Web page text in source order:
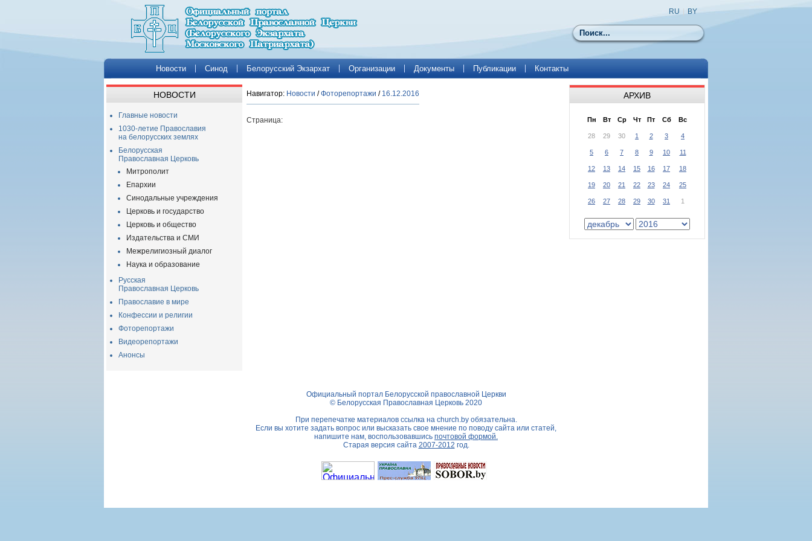
Поиск
RU BY
Новости Синод Белорусский Экзархат Организации Документы Публикации Контакты
НОВОСТИ
Главные новости
1030-летие Православия
на белорусских землях
Белорусская
Православная Церковь
Митрополит
Епархии
Синодальные учреждения
Церковь и государство
Церковь и общество
Издательства и СМИ
Межрелигиозный диалог
Наука и образование
Русская
Православная Церковь
Православие в мире
Конфессии и религии
Фоторепортажи
Видеорепортажи
Анонсы
Навигатор: Новости /Фоторепортажи / 16.12.2016
Страница:
АРХИВ
Пн Вт Ср Чт Пт Сб Вс
28 29 30 1 2 3 4
5 6 7 8 9 10 11
12 13 14 15 16 17 18
19 20 21 22 23 24 25
26 27 28 29 30 31 1
Официальный портал Белорусской православной Церкви
© Белорусская Православная Церковь 2020
При перепечатке материалов ссылка на church.byобязательна.
Если вы хотите задать вопрос или высказать свое мнение по поводу сайта или статей,
напишите нам, воспользовавшись почтовой формой.
Старая версия сайта 2007-2012 год.